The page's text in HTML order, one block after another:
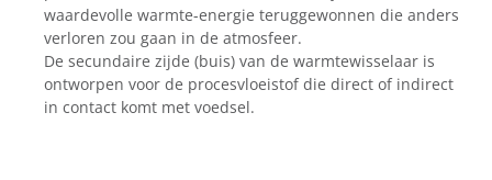
waardevolle warmte-energie teruggewonnen die anders
verloren zou gaan in de atmosfeer.
De secundaire zijde (buis) van de warmtewisselaar is
ontworpen voor de procesvloeistof die direct of indirect
in contact komt met voedsel.